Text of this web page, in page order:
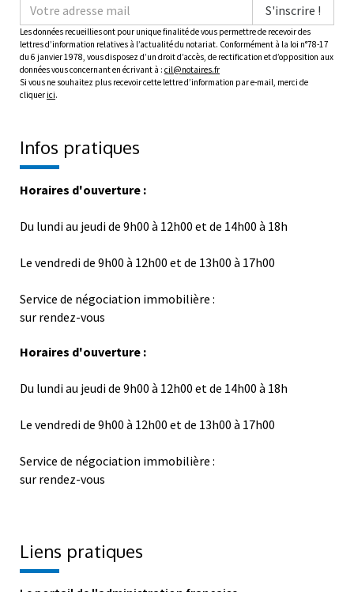
S'inscrire !
Les données recueillies ont pour unique finalité de vous permettre de recevoir des
lettres d’information relatives à l’actualité du notariat. Conformément à la loi n°78-17
du 6 janvier 1978, vous disposez d’un droit d’accès, de rectification et d’opposition aux
données vous concernant en écrivant à :cil@notaires.fr
Si vous ne souhaitez plus recevoir cette lettre d’information par e-mail, merci de
Infos pratiques
Horaires d'ouverture :
Du lundi au jeudi de 9h00 à 12h00 et de 14h00 à 18h
Le vendredi de 9h00 à 12h00 et de 13h00 à 17h00
Service de négociation immobilière :
sur rendez-vous
Horaires d'ouverture :
Du lundi au jeudi de 9h00 à 12h00 et de 14h00 à 18h
Le vendredi de 9h00 à 12h00 et de 13h00 à 17h00
Service de négociation immobilière :
sur rendez-vous
Liens pratiques